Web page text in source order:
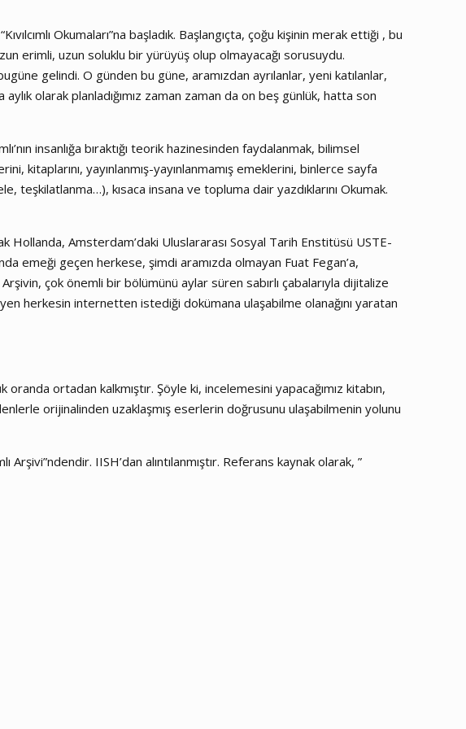
Okumaları”na başladık. Başlangıçta, çoğu kişinin merak ettiği , bu
uzun erimli, uzun soluklu bir yürüyüş olup olmayacağı sorusuydu.
gelindi. O günden bu güne, aramızdan ayrılanlar, yeni katılanlar,
olarak planladığımız zaman zaman da on beş günlük, hatta son
insanlığa bıraktığı teorik hazinesinden faydalanmak, bilimsel
kitaplarını, yayınlanmış-yayınlanmamış emeklerini, binlerce sayfa
kısaca insana ve topluma dair yazdıklarını Okumak.
Hollanda, Amsterdam’daki Uluslararası Sosyal Tarih Enstitüsü USTE-
emeği geçen herkese, şimdi aramızda olmayan Fuat Fegan’a,
çok önemli bir bölümünü aylar süren sabırlı çabalarıyla dijitalize
herkesin internetten istediği dokümana ulaşabilme olanağını yaratan
oranda ortadan kalkmıştır. Şöyle ki, incelemesini yapacağımız kitabın,
orijinalinden uzaklaşmış eserlerin doğrusunu ulaşabilmenin yolunu
Arşivi”ndendir. IISH’dan alıntılanmıştır. Referans kaynak olarak, ”